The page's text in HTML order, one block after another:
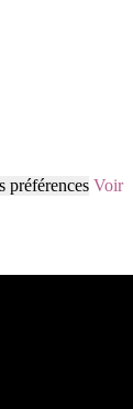
préférences Voir